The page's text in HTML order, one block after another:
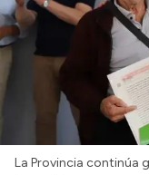
La Provincia continúa